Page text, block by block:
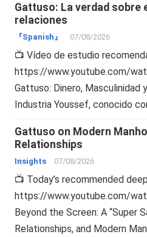
Gattuso: La verdad sobre
relaciones
『Spanish』 07/08/2026
📺 Vídeo de estudio
https://www.youtube.com/
Gattuso: Dinero, Masculinidad
Industria Youssef, conocido
Gattuso on Modern
Relationships
Insights 07/08/2026
📺 Today’s recommended
https://www.youtube.com/
Beyond the Screen: A “Super
Relationships, and Modern